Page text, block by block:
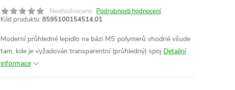
Neohodnoceno Podrobnosti hodnocení
Kód produktu: 8595100154514.01
Moderní průhledné lepidlo na bázi MS polymerů vhodné všude
tam, kde je vyžadován transparentní (průhledný) spoj Detailní
informace